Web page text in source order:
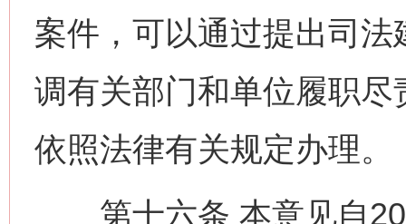
案件，可以通过提出司
调有关部门和单位履职
依照法律有关规定办理。
第十六条 本意见自
网上购药对药下症？